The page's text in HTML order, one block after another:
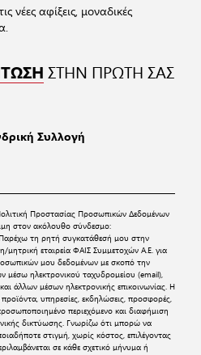
νέες αφίξεις, μοναδικές
ΣΤΗΝ ΠΡΩΤΗ ΣΑΣ
Συλλογή
Προστασίας Προσωπικών Δεδομένων
στον ακόλουθο σύνδεσμο:
τη ρητή συγκατάθεσή μου στην
μητρική εταιρεία ΦΑΙΣ Συμμετοχών Α.Ε. για
μου δεδομένων με σκοπό την
ηλεκτρονικού ταχυδρομείου (email),
άλλων μέσων ηλεκτρονικής επικοινωνίας. Η
υπηρεσίες, εκδηλώσεις, προσφορές,
περιεχόμενο και διαφήμιση
δικτύωσης. Γνωρίζω ότι μπορώ να
στιγμή, χωρίς κόστος, επιλέγοντας
σε κάθε σχετικό μήνυμα ή